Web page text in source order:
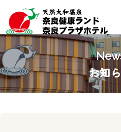
お知
奈良健康ランド
AIコンシェルジュ